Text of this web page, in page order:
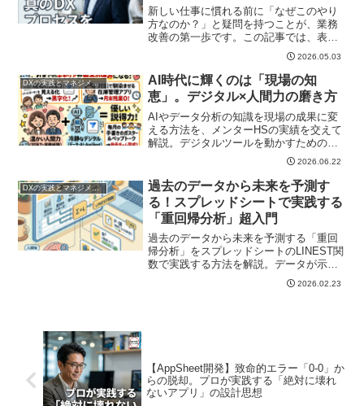
直し」術
新しい仕事に慣れる前に「なぜこのやり
方なのか？」と疑問を持つことが、業務
改善の第一歩です。この記事では、表面
的なITツール導入にとどまらない、業務
プロセスそのものを見直す「真のDX」の
進め方をわかりやすく解説します。
2026.05.03
DXの実践とマネジメント
AI時代に輝くのは「現場の知
恵」。デジタル×人間力の磨き方
AIやデータ分析の知識を現場の成果に変
える方法を、メンターHSの実績を交えて
解説。デジタルツールを動かすための
「問い」の重要性と、これまでの実務経
験や対話力が最大の強みになる理由を優
しくお伝えします。
2026.06.22
DXの実践とマネジメント
過去のデータから未来を予測す
る！スプレッドシートで実践する
「重回帰分析」超入門
過去のデータから未来を予測する「重回
帰分析」をスプレッドシートのLINEST関
数で実践する方法を解説。データが示す
最適解に、人間ならではの多様な視点と
解釈を加え、新たな問いを生み出す思考
2026.02.23
【AppSheet開発】致命的エラー「0-0」か
らの脱却。プロが実践する「絶対に壊れ
ないアプリ」の設計思想